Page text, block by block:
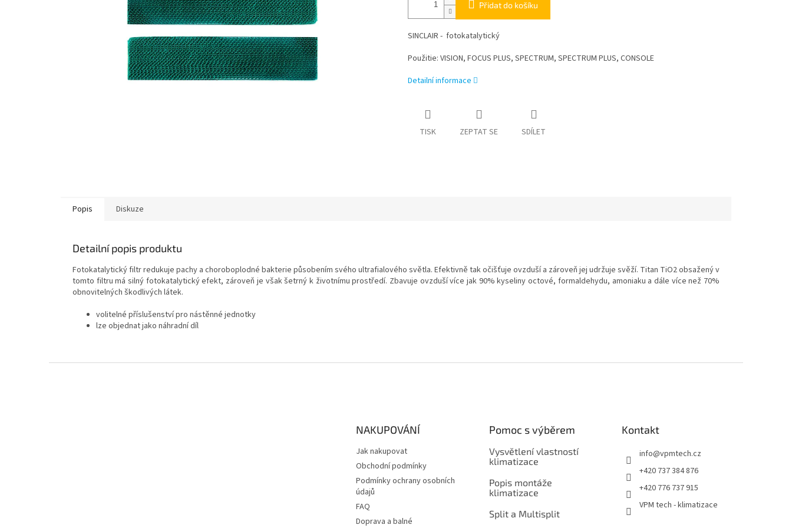
Přidat do košíku
SINCLAIR - fotokatalytický
Použitie: VISION, FOCUS PLUS, SPECTRUM, SPECTRUM PLUS, CONSOLE
Detailní informace
TISK ZEPTAT SE SDÍLET
Popis Diskuze
Detailní popis produktu
Fotokatalytický filtr redukuje pachy a choroboplodné bakterie působením svého ultrafialového světla. Efektivně tak očišťuje ovzduší a zároveň jej udržuje svěží. Titan TiO2 obsažený v
tomto filtru má silný fotokatalytický efekt, zároveň je však šetrný k životnímu prostředí. Zbavuje ovzduší více jak 90% kyseliny octové, formaldehydu, amoniaku a dále více než 70%
obnovitelných škodlivých látek.
volitelné příslušenství pro nástěnné jednotky
lze objednat jako náhradní díl
NAKUPOVÁNÍ
Jak nakupovat
Obchodní podmínky
Podmínky ochrany osobních
údajů
FAQ
Doprava a balné
Pomoc s výběrem
Vysvětlení vlastností
klimatizace
Popis montáže
klimatizace
Split a Multisplit
Kontakt
info@vpmtech.cz
+420 737 384 876
+420 776 737 915
VPM tech - klimatizace